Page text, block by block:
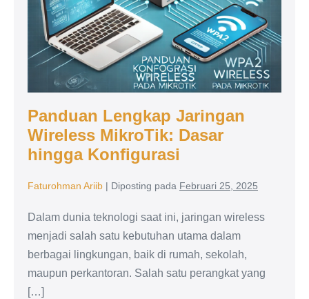
Panduan Lengkap Jaringan
Wireless MikroTik: Dasar
hingga Konfigurasi
Faturohman Ariib | Diposting pada Februari 25, 2025
Dalam dunia teknologi saat ini, jaringan wireless
menjadi salah satu kebutuhan utama dalam
berbagai lingkungan, baik di rumah, sekolah,
maupun perkantoran. Salah satu perangkat yang
[…]